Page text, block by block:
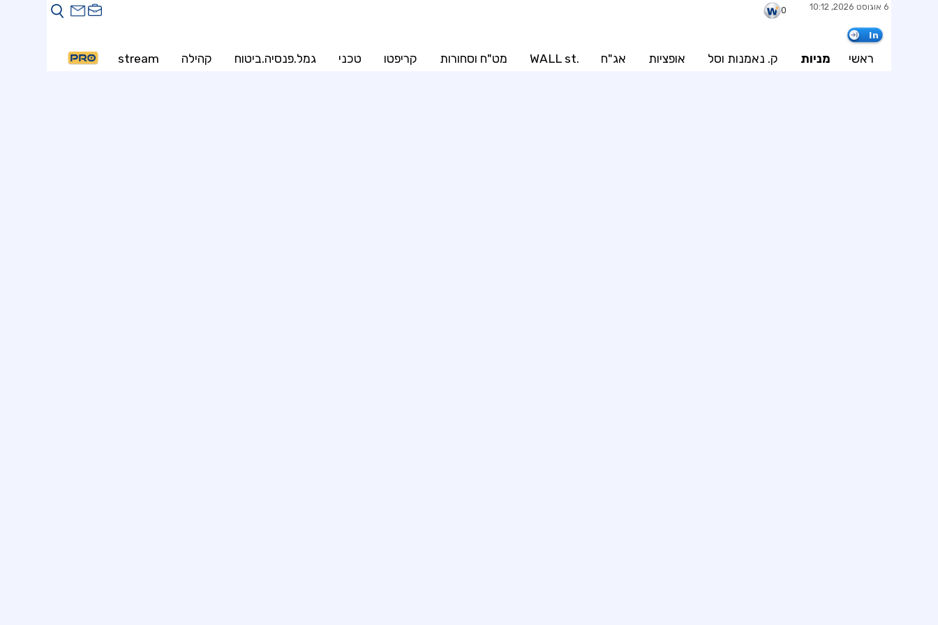
6 אוגוסט 2026, 10:12
In
0
ראשי מניות ק. נאמנות וסל אופציות אג"ח .WALL st מט"ח וסחורות קריפטו טכני גמל.פנסיה.ביטוח קהילה stream
PRO